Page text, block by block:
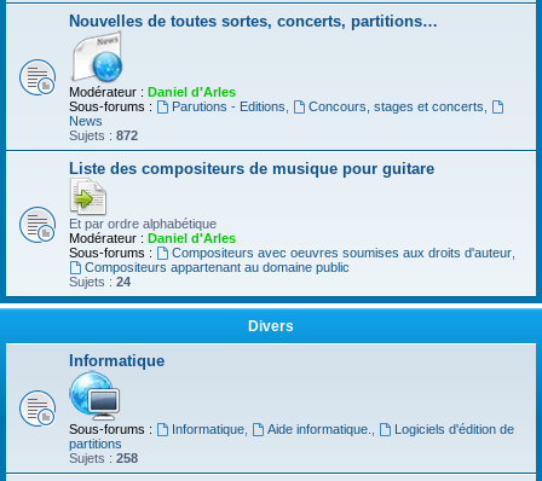
Nouvelles de toutes sortes, concerts, partitions…
Modérateur : Daniel d'Arles
Sous-forums :
Parutions - Editions Concours, stages et concerts
News
Sujets : 872
Liste des compositeurs de musique pour guitare
Et par ordre alphabétique
Modérateur : Daniel d'Arles
Sous-forums :
Compositeurs avec oeuvres soumises aux droits d'auteur,
Compositeurs appartenant au domaine public
Sujets : 24
Divers
Informatique
Sous-forums : Informatique, Aide informatique.
Logiciels d'édition de
partitions
Sujets : 258